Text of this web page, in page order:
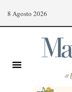
8 Agosto 2026
#